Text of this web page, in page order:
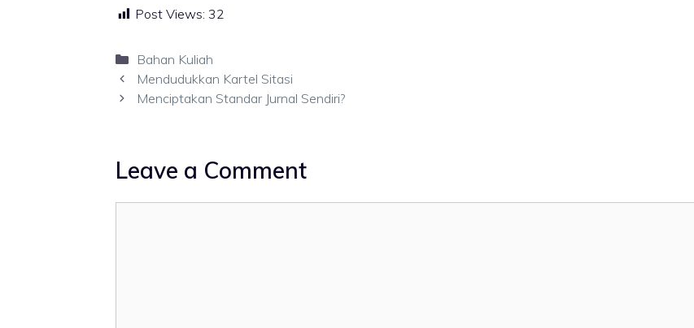
Post Views: 32
Categories
Bahan Kuliah
Mendudukkan Kartel Sitasi
Menciptakan Standar Jurnal Sendiri?
Leave a Comment